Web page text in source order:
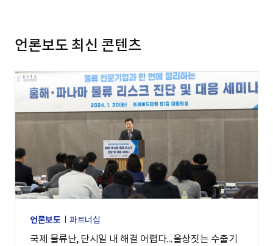
언론보도 최신 콘텐츠
언론보도 파트너십
국제 물류난, 단시일 내 해결 어렵다...울상짓는 수출기